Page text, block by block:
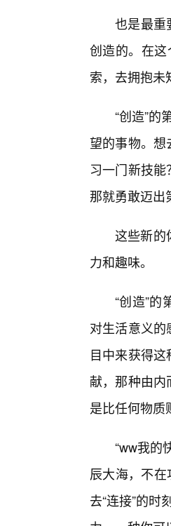
也是最重
创造的。在这
索，去拥抱未
“创造”的
望的事物。
习一门新技
那就勇敢迈出
这些新的
力和趣味。
“创造”
对生活意义
目中来获得
献，那种由
是比任何物质
“ww我的
辰大海，不
去“连接”的时